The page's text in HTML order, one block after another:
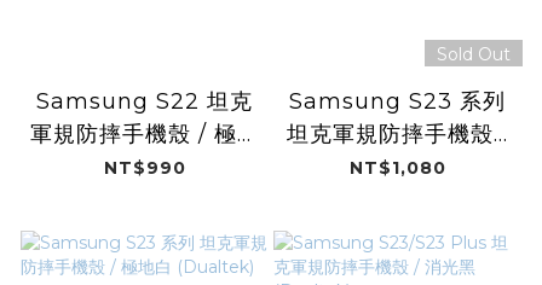
Samsung S22 坦克
軍規防摔手機殼 / 極地
白 (Dualtek)
NT$990
Sold Out
Samsung S23 系列
坦克軍規防摔手機殼 /
CT背號 (WBC)
NT$1,080